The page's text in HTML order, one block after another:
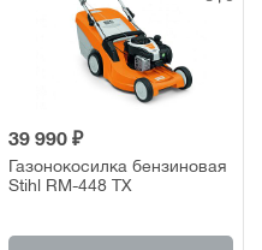
39 990 ₽
Газонокосилка бензиновая
Stihl RM-448 TX